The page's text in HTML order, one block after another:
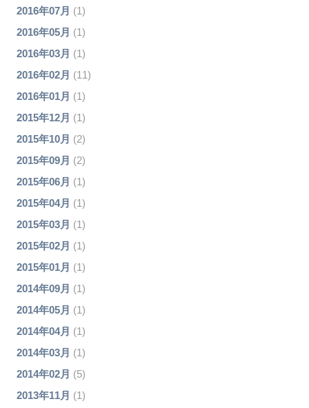
2016年07月 (1)
2016年05月 (1)
2016年03月 (1)
2016年02月 (11)
2016年01月 (1)
2015年12月 (1)
2015年10月 (2)
2015年09月 (2)
2015年06月 (1)
2015年04月 (1)
2015年03月 (1)
2015年02月 (1)
2015年01月 (1)
2014年09月 (1)
2014年05月 (1)
2014年04月 (1)
2014年03月 (1)
2014年02月 (5)
2013年11月 (1)